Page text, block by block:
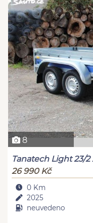
8
Tanatech Light 23/2
26 990 Kč
0 Km
2025
neuvedeno